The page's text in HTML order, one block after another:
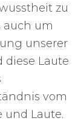
zu
auch um
unserer
diese Laute
vom
und Laute.